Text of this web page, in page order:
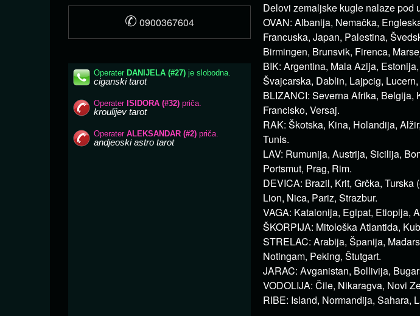
Delovi zemaljske kugle nalaze pod
OVAN: Albanija, Nemačka,
Francuska, Japan, Palestina,
Birmingen, Brunsvik, Firenca,
BIK: Argentina, Mala Azija,
Švajcarska, Dablin, Lajpcig,
BLIZANCI: Severna Afrika, Belgija,
Francisko, Versaj.
RAK: Škotska, Kina, Holandija,
Tunis.
LAV: Rumunija, Austrija, Sicilija,
Portsmut, Prag, Rim.
DEVICA: Brazil, Krit, Grčka,
Lion, Nica, Pariz, Strazbur.
VAGA: Katalonija, Egipat, Etiopija,
ŠKORPIJA: Mitološka Atlantida,
STRELAC: Arabija, Španija,
Notingam, Peking, Štutgart.
JARAC: Avganistan, Bollivija,
VODOLIJA: Čile, Nikaragva, Novi
RIBE: Island, Normandija, Sahara,
✆ 0900367604